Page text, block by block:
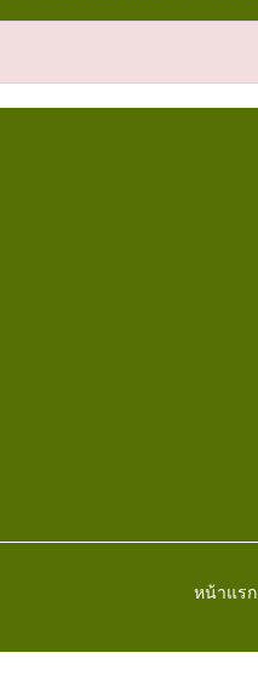
หน้าแรก